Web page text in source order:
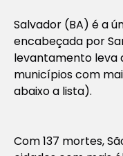
Salvador (BA) é a
encabeçada por
levantamento leva
municípios com
abaixo a lista).
Com 137 mortes,